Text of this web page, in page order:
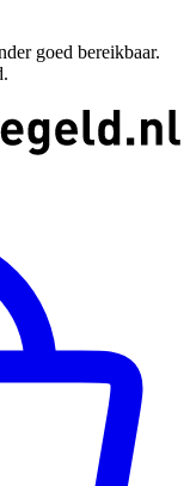
goed bereikbaar.